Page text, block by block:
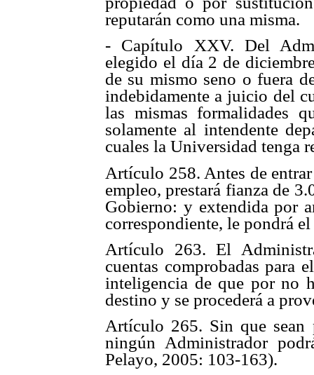
reputarán como una misma.
- Capítulo XXV. Del
elegido el día 2 de
de su mismo seno o fuera
indebidamente a juicio del
las mismas formalidades
solamente al intendente
cuales la Universidad tenga
Artículo 258. Antes de
empleo, prestará fianza de
Gobierno: y extendida por
correspondiente, le pondrá
Artículo 263. El
cuentas comprobadas para
inteligencia de que por no
destino y se procederá a
Artículo 265. Sin que sean
ningún Administrador
Pelayo, 2005: 103-163).